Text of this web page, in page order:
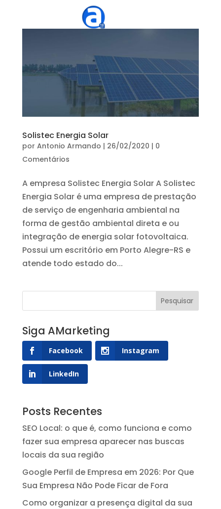
Solistec Energia Solar
por Antonio Armando | 26/02/2020 | 0
Comentários
A empresa Solistec Energia Solar A Solistec
Energia Solar é uma empresa de prestação
de serviço de engenharia ambiental na
forma de gestão ambiental direta e ou
integração de energia solar fotovoltaica.
Possui um escritório em Porto Alegre-RS e
atende todo estado do...
Siga AMarketing
Facebook Instagram
LinkedIn
Posts Recentes
SEO Local: o que é, como funciona e como
fazer sua empresa aparecer nas buscas
locais da sua região
Google Perfil de Empresa em 2026: Por Que
Sua Empresa Não Pode Ficar de Fora
Como organizar a presença digital da sua